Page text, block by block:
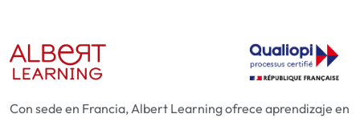
Con sede en Francia, Albert Learning ofrece aprendizaje en